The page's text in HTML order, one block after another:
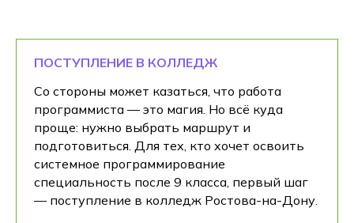
ПОСТУПЛЕНИЕ В КОЛЛЕДЖ
Со стороны может казаться, что работа
программиста — это магия. Но всё куда
проще: нужно выбрать маршрут и
подготовиться. Для тех, кто хочет освоить
системное программирование
специальность после 9 класса, первый шаг
— поступление в колледж Ростова-на-Дону.